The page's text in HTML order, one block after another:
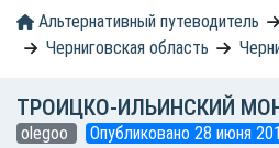
Альтернативный путеводитель
Черниговская область
ТРОИЦКО-ИЛЬИНСКИЙ
olegoo
Опубликовано 28 июня